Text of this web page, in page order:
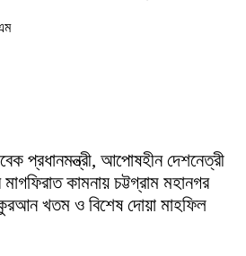
প্রধানমন্ত্রী, আপোষহীন দেশনেত্রী
কামনায় চট্টগ্রাম মহানগর
খতম ও বিশেষ দোয়া মাহফিল